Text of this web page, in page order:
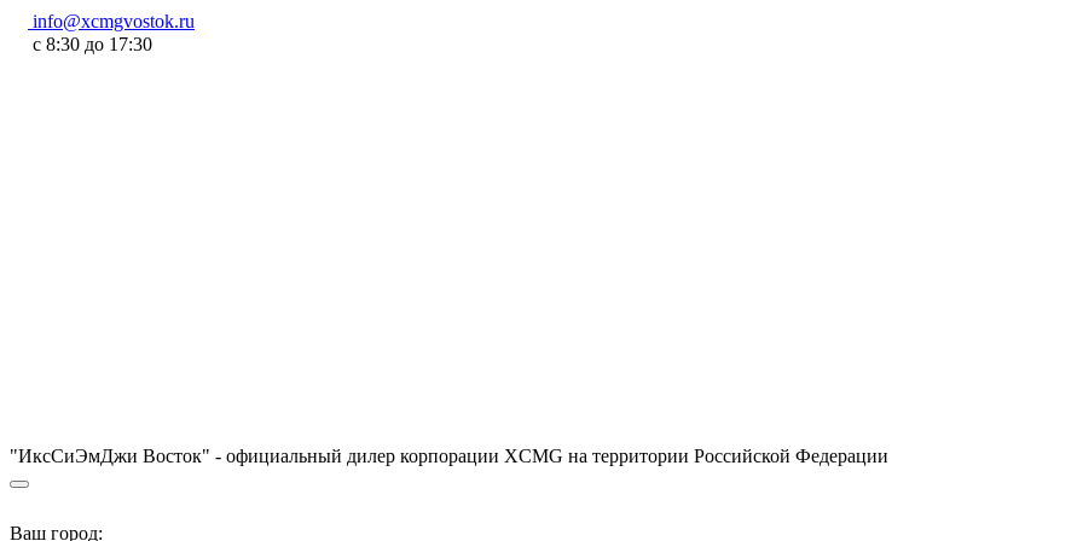
info@xcmgvostok.ru
с 8:30 до 17:30
"ИксСиЭмДжи Восток" - официальный дилер корпорации XCMG на территории Российской Федерации
Ваш город: